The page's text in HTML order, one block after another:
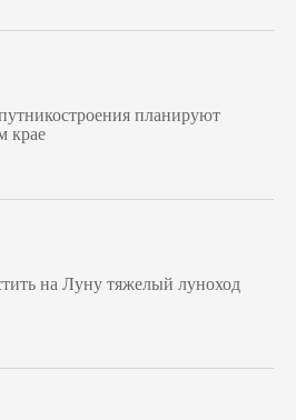
планируют
крае
на Луну тяжелый луноход